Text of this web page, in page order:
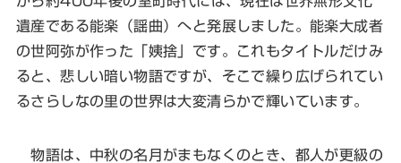
遺産である能楽（謡曲）へと発展しました。能楽大成者
の世阿弥が作った「姨捨」です。これもタイトルだけみ
ると、悲しい暗い物語ですが、そこで繰り広げられてい
るさらしなの里の世界は大変清らかで輝いています。
物語は、中秋の名月がまもなくのとき、都人が更級の